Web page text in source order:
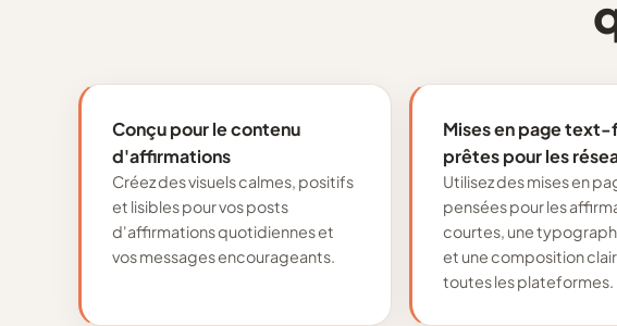
Conçu pour le contenu
d'affirmations
Créez des visuels calmes, positifs
et lisibles pour vos posts
d'affirmations quotidiennes et
vos messages encourageants.
Mises en page
prêtes pour les
Utilisez des mises en
pensées pour les
courtes, une
et une composition
toutes les plateformes.